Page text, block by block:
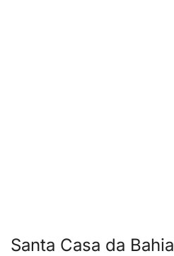
Santa Casa da Bahia